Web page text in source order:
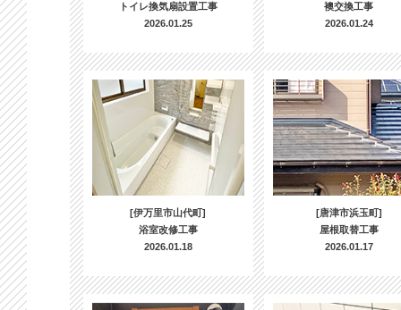
トイレ換気扇設置工事
2026.01.25
襖交換工事
2026.01.24
[伊万里市山代町]
浴室改修工事
2026.01.18
[唐津市浜玉町]
屋根取替工事
2026.01.17